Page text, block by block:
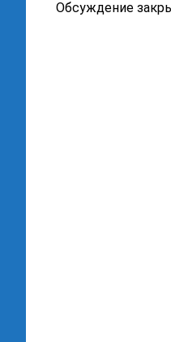
Обсуждение